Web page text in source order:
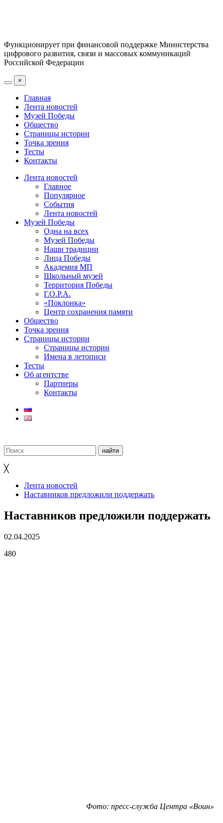
Функционирует при финансовой поддержке Министерства
цифрового развития, связи и массовых коммуникаций
Российской Федерации
×
Главная
Лента новостей
Музей Победы
Общество
Страницы истории
Точка зрения
Тесты
Контакты
Лента новостей
Главное
Популярное
События
Лента новостей
Музей Победы
Одна на всех
Музей Победы
Наши традиции
Лица Победы
Академия МП
Школьный музей
Территория Победы
Г.О.Р.А.
«Поклонка»
Центр сохранения памяти
Общество
Точка зрения
Страницы истории
Страницы истории
Имена в летописи
Тесты
Об агентстве
Партнеры
Контакты
╳
Лента новостей
Наставников предложили поддержать
Наставников предложили поддержать
02.04.2025
480
Фото: пресс-служба Центра «Воин»